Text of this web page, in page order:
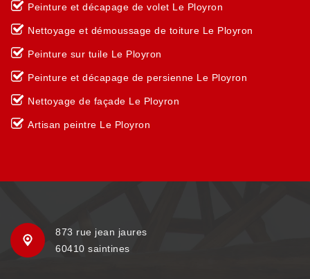
Peinture et décapage de volet Le Ployron
Nettoyage et démoussage de toiture Le Ployron
Peinture sur tuile Le Ployron
Peinture et décapage de persienne Le Ployron
Nettoyage de façade Le Ployron
Artisan peintre Le Ployron
873 rue jean jaures
60410 saintines